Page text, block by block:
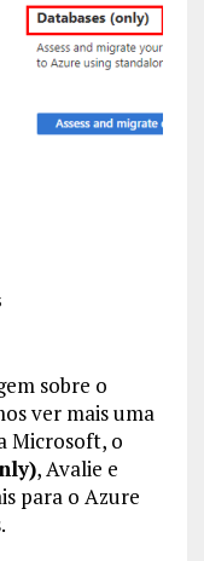
sobre o
ver mais uma
Microsoft, o
, Avalie e
para o Azure